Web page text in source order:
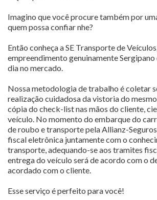
Imagino que você procure também por
quem possa confiar nhe?
Então conheça a SE Transporte de
empreendimento genuinamente Sergipano
dia no mercado.
Nossa metodologia de trabalho é coletar
realização cuidadosa da vistoria do
cópia do check-list nas mãos do cliente,
veículo. No momento do embarque do
de roubo e transporte pela Allianz-
fiscal eletrônica juntamente com o
transporte, adequando-se aos tramites
entrega do veículo será de acordo com o
acordado com o cliente.
Esse serviço é perfeito para você!